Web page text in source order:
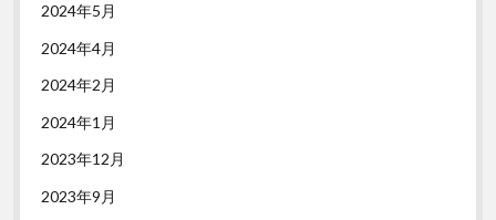
2024年5月
2024年4月
2024年2月
2024年1月
2023年12月
2023年9月